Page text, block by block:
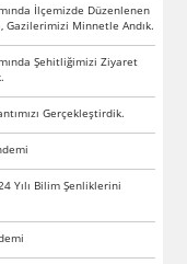
İlçemizde Düzenlenen
Gazilerimizi Minnetle Andık.
Şehitliğimizi Ziyaret
Gerçekleştirdik.
Yılı Bilim Şenliklerini